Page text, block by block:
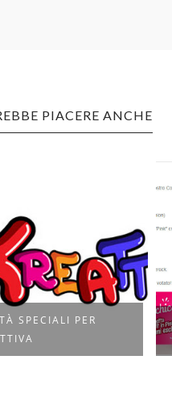
PIACERE ANCHE
SORPRESE!!!